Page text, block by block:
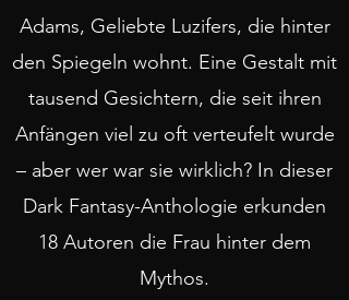
Adams, Geliebte Luzifers, die hinter
den Spiegeln wohnt. Eine Gestalt mit
tausend Gesichtern, die seit ihren
Anfängen viel zu oft verteufelt wurde
– aber wer war sie wirklich? In dieser
Dark Fantasy-Anthologie erkunden
18 Autoren die Frau hinter dem
Mythos.